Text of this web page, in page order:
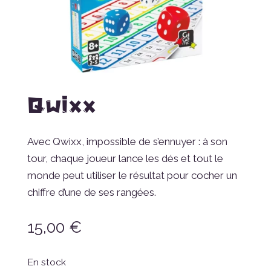
Qwixx
Avec Qwixx, impossible de s’ennuyer : à son
tour, chaque joueur lance les dés et tout le
monde peut utiliser le résultat pour cocher un
chiffre d’une de ses rangées.
15,00 €
En stock